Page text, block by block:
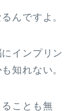
んですよ。
インプリン
知れない。
ことも無